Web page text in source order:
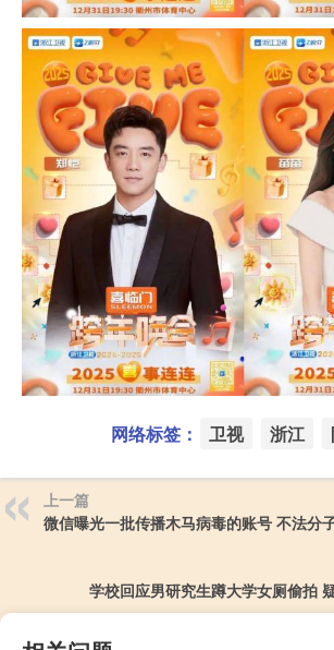
网络标签： 卫视 浙江
上一篇
微信曝光一批传播木马病毒的账号 不法分
学校回应男研究生蹲大学女厕偷拍